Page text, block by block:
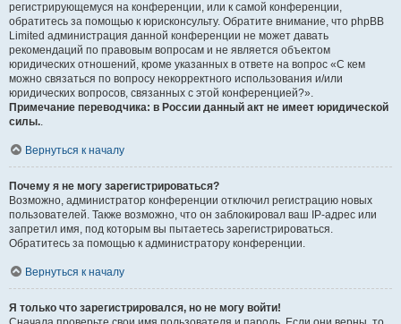
регистрирующемуся на конференции, или к самой конференции,
обратитесь за помощью к юрисконсульту. Обратите внимание, что phpBB
Limited администрация данной конференции не может давать
рекомендаций по правовым вопросам и не является объектом
юридических отношений, кроме указанных в ответе на вопрос «С кем
можно связаться по вопросу некорректного использования и/или
юридических вопросов, связанных с этой конференцией?».
Примечание переводчика: в России данный акт не имеет юридической
силы..
Вернуться к началу
Почему я не могу зарегистрироваться?
Возможно, администратор конференции отключил регистрацию новых
пользователей. Также возможно, что он заблокировал ваш IP-адрес или
запретил имя, под которым вы пытаетесь зарегистрироваться.
Обратитесь за помощью к администратору конференции.
Вернуться к началу
Я только что зарегистрировался, но не могу войти!